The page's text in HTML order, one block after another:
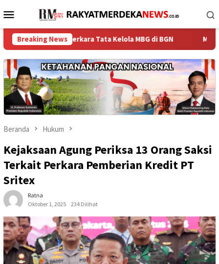
ke
Menu
Mobile
Breaking News
Perkara Tata Kelola MBG di BGN ‎Menteri ATR/
Beranda Hukum
Kejaksaan Agung Periksa 13 Orang Saksi
Terkait Perkara Pemberian Kredit PT
Sritex
Ratna
Oktober 1, 2025
234 Dilihat